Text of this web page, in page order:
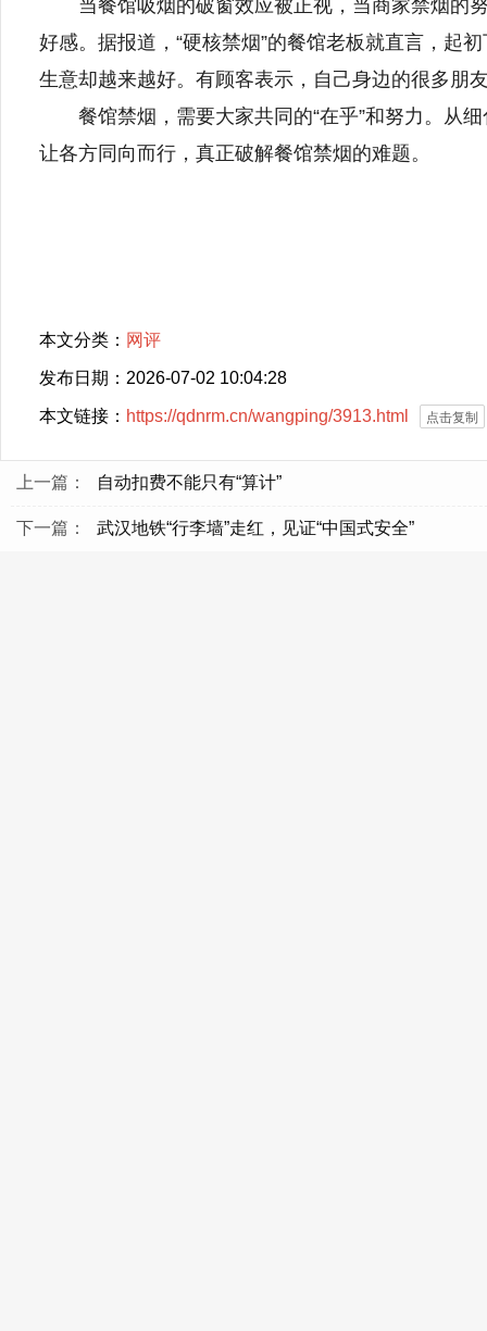
当餐馆吸烟的破窗效应被正视，当商家禁烟的努
好感。据报道，“硬核禁烟”的餐馆老板就直言，起
生意却越来越好。有顾客表示，自己身边的很多朋
餐馆禁烟，需要大家共同的“在乎”和努力。从细
让各方同向而行，真正破解餐馆禁烟的难题。
本文分类： 网评
发布日期：2026-07-02 10:04:28
本文链接： https://qdnrm.cn/wangping/3913.html 点击复制
上一篇： 自动扣费不能只有“算计”
下一篇： 武汉地铁“行李墙”走红，见证“中国式安全”